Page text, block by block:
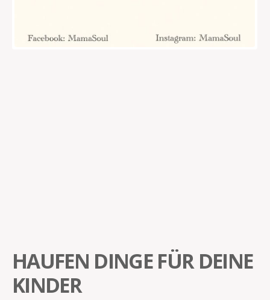
HAUFEN DINGE FÜR DEINE
KINDER